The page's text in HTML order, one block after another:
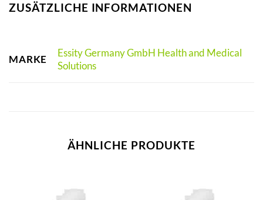
ZUSÄTZLICHE INFORMATIONEN
MARKE
Essity Germany GmbH Health and Medical
Solutions
ÄHNLICHE PRODUKTE